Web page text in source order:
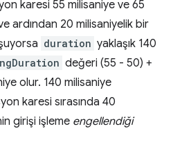
karesi 55 milisaniye ve 65
ardından 20 milisaniyelik bir
duration yaklaşık 140
değeri (55 - 50) +
olur. 140 milisaniye
karesi sırasında 40
girişi işleme engellendiği